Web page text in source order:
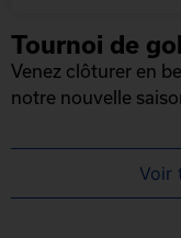
Tournoi de
Venez clôturer en
notre nouvelle
Voir